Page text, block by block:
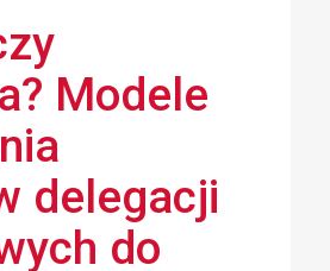
Modele
delegacji
do